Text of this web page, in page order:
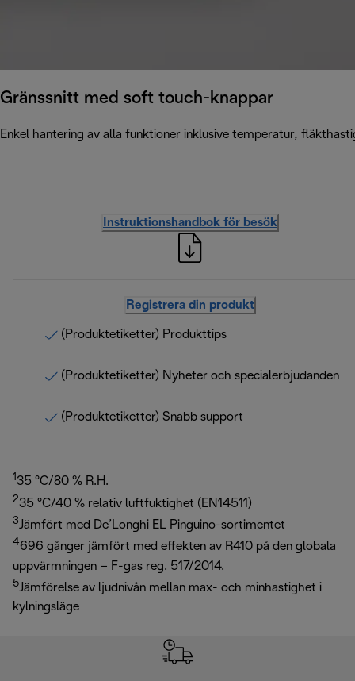
Gränssnitt med soft touch-knappar
Enkel hantering av alla funktioner inklusive temperatur,
Instruktionshandbok för besök
Registrera din produkt
(Produktetiketter) Produkttips
(Produktetiketter) Nyheter och specialerbjudanden
(Produktetiketter) Snabb support
1 35 °C/80 % R.H.
235 °C/40 % relativ luftfuktighet (EN14511)
3Jämfört med De’Longhi EL Pinguino-sortimentet
4696 gånger jämfört med effekten av R410 på den globala
uppvärmningen – F-gas reg. 517/2014.
5Jämförelse av ljudnivån mellan max- och minhastighet i
kylningsläge